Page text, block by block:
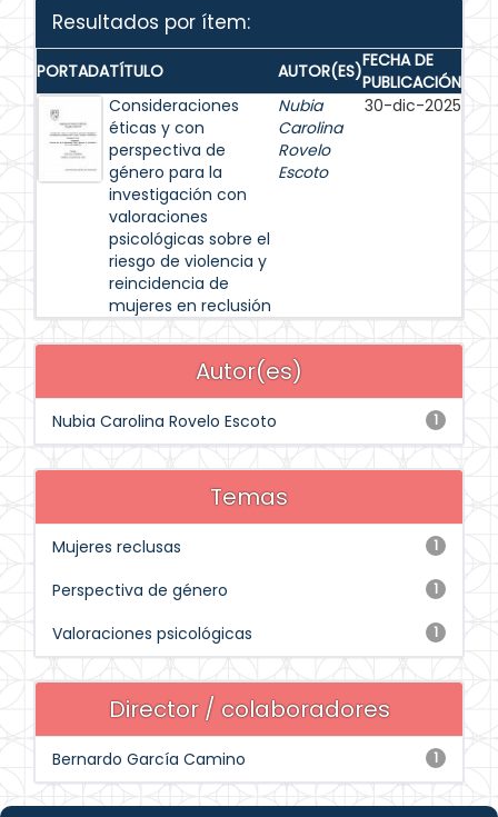
Resultados por ítem:
PORTADATÍTULO AUTOR(ES)FECHA DE
PUBLICACIÓN
Consideraciones
éticas y con
perspectiva de
género para la
investigación con
valoraciones
psicológicas sobre el
riesgo de violencia y
reincidencia de
mujeres en reclusión
Nubia
Carolina
Rovelo
Escoto
30-dic-2025
Autor(es)
1
Nubia Carolina Rovelo Escoto
Temas
1
Mujeres reclusas
1
Perspectiva de género
1
Valoraciones psicológicas
Director / colaboradores
1
Bernardo García Camino